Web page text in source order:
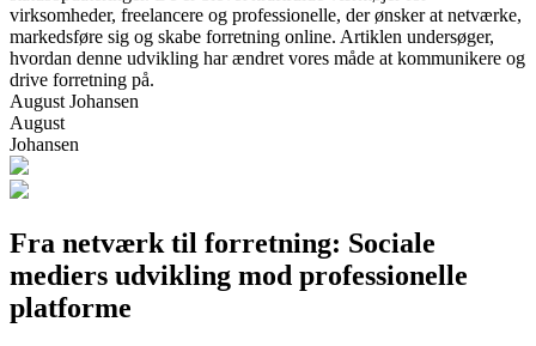
virksomheder, freelancere og professionelle, der ønsker at netværke,
markedsføre sig og skabe forretning online. Artiklen undersøger,
hvordan denne udvikling har ændret vores måde at kommunikere og
drive forretning på.
August Johansen
August
Johansen
Fra netværk til forretning: Sociale
mediers udvikling mod professionelle
platforme